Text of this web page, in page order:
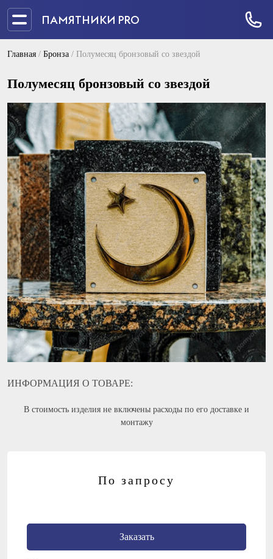
ПАМЯТНИКИ PRO
Главная / Бронза / Полумесяц бронзовый со звездой
Полумесяц бронзовый со звездой
ИНФОРМАЦИЯ О ТОВАРЕ:
В стоимость изделия не включены расходы по его доставке и
монтажу
По запросу
Заказать